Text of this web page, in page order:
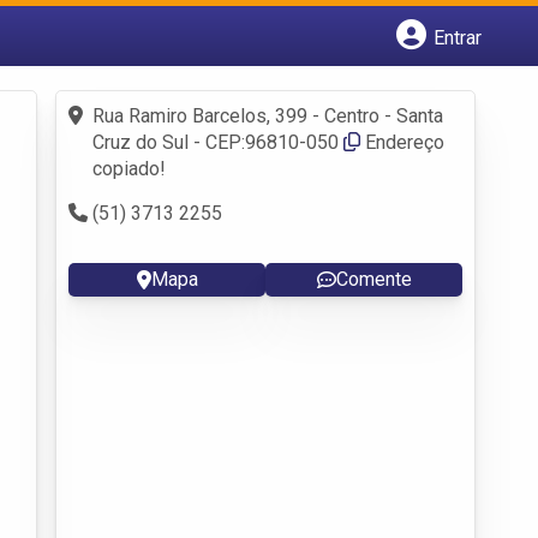
Entrar
Fazer login
Criar conta
Rua Ramiro Barcelos, 399 - Centro - Santa
Cruz do Sul - CEP:96810-050
Endereço
copiado!
(51) 3713 2255
Mapa Comente